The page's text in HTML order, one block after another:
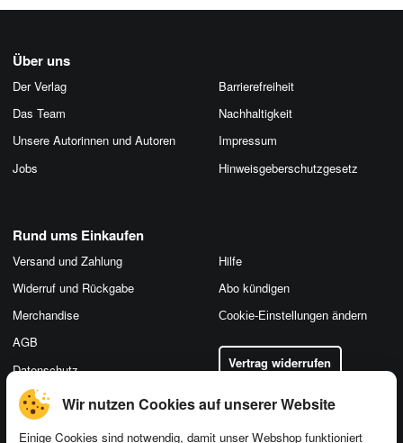
Wir nutzen Cookies auf unserer Website
Einige Cookies sind notwendig, damit unser Webshop funktioniert
Über uns
Der Verlag
Das Team
Unsere Autorinnen und Autoren
Jobs
Barrierefreiheit
Nachhaltigkeit
Impressum
Hinweis­geber­schutz­gesetz
Rund ums Einkaufen
Versand und Zahlung
Widerruf und Rückgabe
Merchandise
AGB
Datenschutz
Hilfe
Abo kündigen
Cookie-Einstellungen ändern
Vertrag widerrufen